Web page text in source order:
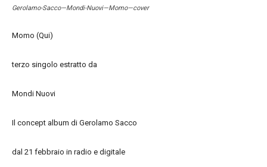
Gerolamo-Sacco—Mondi-Nuovi—Momo—cover
Momo (Qui)
terzo singolo estratto da
Mondi Nuovi
Il concept album di Gerolamo Sacco
dal 21 febbraio in radio e digitale